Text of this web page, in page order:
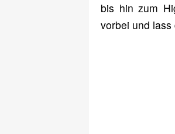
bis hin zum
vorbei und